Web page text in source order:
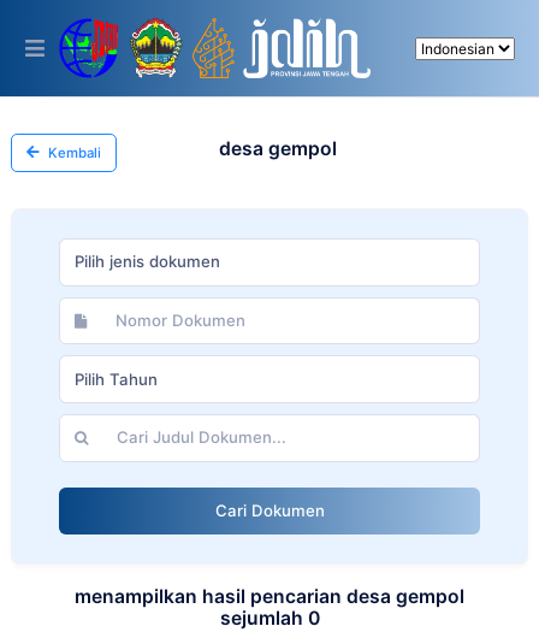
This
includes
accessibility
system.
Kembali desa gempol
Pilih jenis dokumen
Pilih Tahun
Cari Dokumen
menampilkan hasil pencarian desa gempol
sejumlah 0